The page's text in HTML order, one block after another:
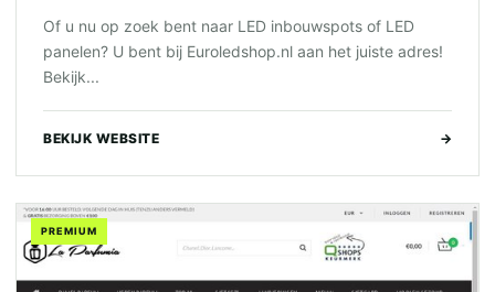
Of u nu op zoek bent naar LED inbouwspots of LED
panelen? U bent bij Euroledshop.nl aan het juiste adres!
Bekijk...
BEKIJK WEBSITE →
PREMIUM